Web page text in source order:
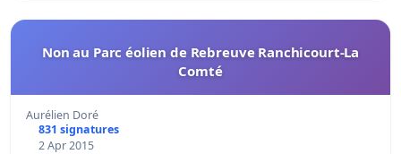
Non au Parc éolien de Rebreuve Ranchicourt-La
Comté
Aurélien Doré
831 signatures
2 Apr 2015